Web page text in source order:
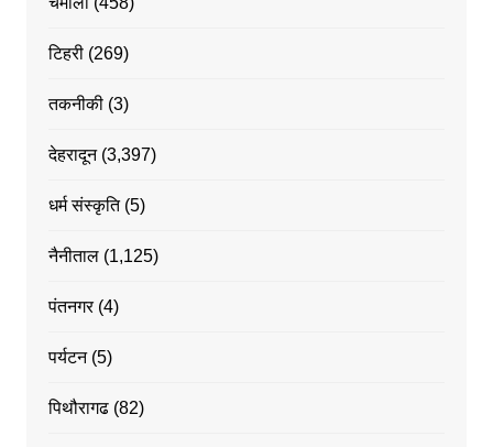
टिहरी(269)
तकनीकी(3)
देहरादून(3,397)
धर्म संस्कृति(5)
नैनीताल(1,125)
पंतनगर(4)
पर्यटन(5)
पिथौरागढ(82)